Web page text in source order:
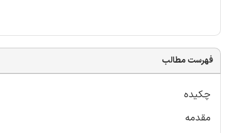
فهرست مطالب
چکیده
مقدمه